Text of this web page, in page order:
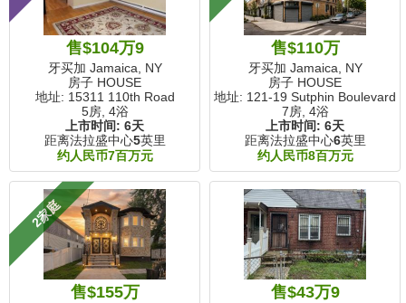
售$104万9
牙买加 Jamaica, NY
房子 HOUSE
地址: 15311 110th Road
5房, 4浴
上市时间: 6天
距离法拉盛中心5英里
约人民币7百万元
售$110万
牙买加 Jamaica, NY
房子 HOUSE
地址: 121-19 Sutphin Boulevard
7房, 4浴
上市时间: 6天
距离法拉盛中心6英里
约人民币8百万元
2家庭
售$155万 售$43万9